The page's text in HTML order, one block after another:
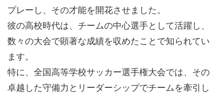
プレーし、その才能を開花させました。
彼の高校時代は、チームの中心選手として活躍し、
数々の大会で顕著な成績を収めたことで知られてい
ます。
特に、全国高等学校サッカー選手権大会では、その
卓越した守備力とリーダーシップでチームを牽引し